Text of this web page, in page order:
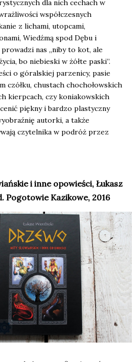
dla nich cechach w
współczesnych
z lichami, utopcami,
Wiedźmą spod Dębu i
nas „niby to kot, ale
bo niebieski w żółte paski”.
o góralskiej parzenicy, pasie
czółku, chustach chochołowskich
kierpcach, czy koniakowskich
piękny i bardzo plastyczny
autorki, a także
czytelnika w podróż przez
i inne opowieści, Łukasz
Pogotowie Kazikowe, 2016